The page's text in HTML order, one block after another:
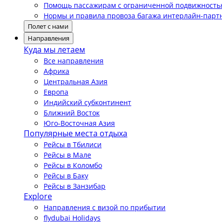
Помощь пассажирам с ограниченной
Нормы и правила провоза багажа интерлайн-
Полет с нами
Направления
Куда мы летаем
Все направления
Африка
Центральная Азия
Европа
Индийский субконтинент
Ближний Восток
Юго-Восточная Азия
Популярные места отдыха
Рейсы в Тбилиси
Рейсы в Мале
Рейсы в Коломбо
Рейсы в Баку
Рейсы в Занзибар
Explore
Направления с визой по прибытии
flydubai Holidays